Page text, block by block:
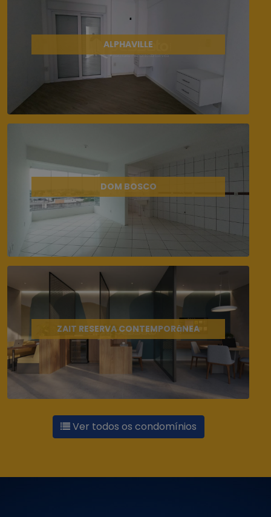
ALPHAVILLE
DOM BOSCO
ZAIT RESERVA CONTEMPORâNEA
Ver todos os condomínios